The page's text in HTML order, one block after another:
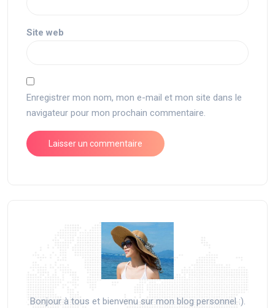
Site web
Enregistrer mon nom, mon e-mail et mon site dans le
navigateur pour mon prochain commentaire.
Bonjour à tous et bienvenu sur mon blog personnel :).